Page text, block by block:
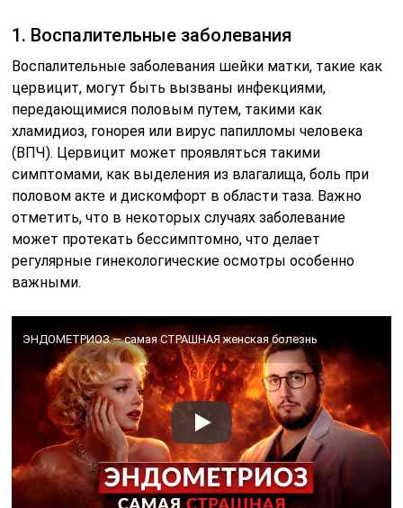
1. Воспалительные заболевания
Воспалительные заболевания шейки матки, такие как
цервицит, могут быть вызваны инфекциями,
передающимися половым путем, такими как
хламидиоз, гонорея или вирус папилломы человека
(ВПЧ). Цервицит может проявляться такими
симптомами, как выделения из влагалища, боль при
половом акте и дискомфорт в области таза. Важно
отметить, что в некоторых случаях заболевание
может протекать бессимптомно, что делает
регулярные гинекологические осмотры особенно
важными.
ЭНДОМЕТРИОЗ — самая СТРАШНАЯ женская болезнь